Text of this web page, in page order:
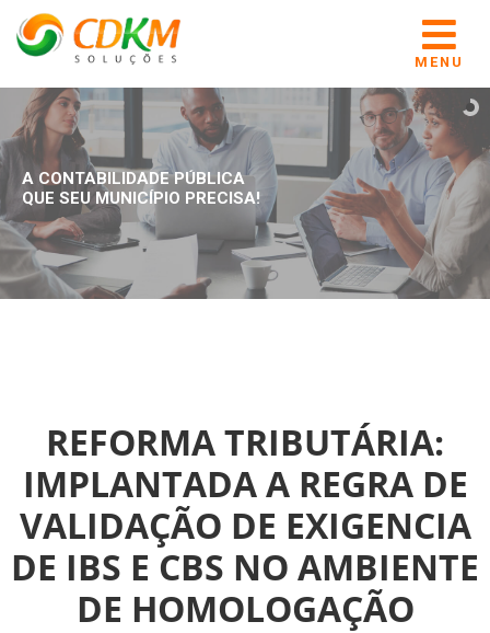
MENU
A CONTABILIDADE PÚBLICA
QUE SEU MUNICÍPIO PRECISA!
REFORMA TRIBUTÁRIA:
IMPLANTADA A REGRA DE
VALIDAÇÃO DE EXIGENCIA
DE IBS E CBS NO AMBIENTE
DE HOMOLOGAÇÃO